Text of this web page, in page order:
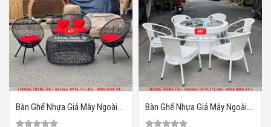
Bàn Ghế Nhựa Giả Mây Ngoài
Trời HTT133
Bàn Ghế Nhựa Giả Mây Ngoài
Trời HTT132